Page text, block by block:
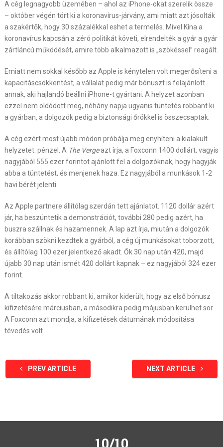
A cég legnagyobb üzemében – ahol az iPhone-okat szerelik össze
– október végén tört ki a koronavírus-járvány, ami miatt azt jósolták
a szakértők, hogy 30 százalékkal eshet a termelés. Mivel Kína a
koronavírus kapcsán a zéró politikát követi, elrendelték a gyár a gyár
zártláncú működését, amire több alkalmazott is „szökéssel” reagált.
Emiatt nem sokkal később az Apple is kénytelen volt megerősíteni a
kapacitáscsökkentést, a vállalat pedig már bónuszt is felajánlott
annak, aki hajlandó beállni iPhone-t gyártani. A helyzet azonban
ezzel nem oldódott meg, néhány napja ugyanis tüntetés robbant ki
a gyárban, a dolgozók pedig a biztonsági őrökkel is összecsaptak.
A cég ezért most újabb módon próbálja meg enyhíteni a kialakult
helyzetet: pénzel. A The Vergeazt írja, a Foxconn 1400 dollárt, vagyis
nagyjából 555 ezer forintot ajánlott fel a dolgozóknak, hogy hagyják
abba a tüntetést, és menjenek haza. Ez nagyjából a munkások 1-2
havi bérét jelenti.
Az Apple partnere állítólag szerdán tett ajánlatot. 1120 dollár azért
jár, ha beszüntetik a demonstrációt, további 280 pedig azért, ha
buszra szállnak és hazamennek. A lap azt írja, miután a dolgozók
korábban szökni kezdtek a gyárból, a cég új munkásokat toborzott,
és állítólag 100 ezer jelentkező akadt. Ők 30 nap után 420, majd
újabb 30 nap után ismét 420 dollárt kapnak – ez nagyjából 324 ezer
forint.
A tiltakozás akkor robbant ki, amikor kiderült, hogy az első bónusz
kifizetésére márciusban, a másodikra pedig májusban kerülhet sor.
A Foxconn azt mondja, a kifizetések dátumának módosítása
tévedés volt.
PREV ARTICLE NEXT ARTICLE